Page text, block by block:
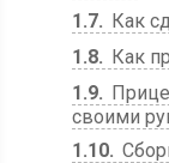
1.7
Как
1.8
Как
1.9
своими
1.10